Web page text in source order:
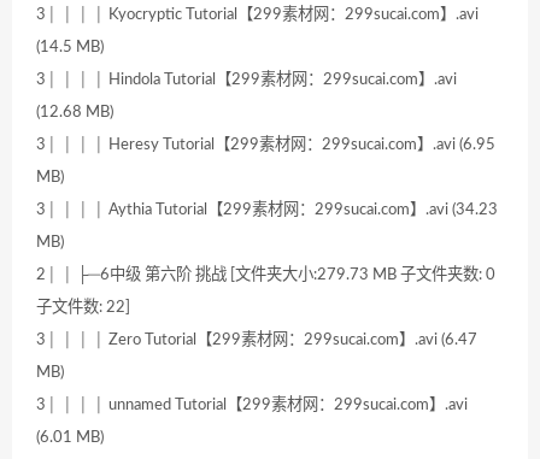
3│ │ │ │ Kyocryptic Tutorial【299素材网：299sucai.com】.avi
(14.5 MB)
3│ │ │ │ Hindola Tutorial【299素材网：299sucai.com】.avi
(12.68 MB)
3│ │ │ │ Heresy Tutorial【299素材网：299sucai.com】.avi (6.95
MB)
3│ │ │ │ Aythia Tutorial【299素材网：299sucai.com】.avi (34.23
MB)
2│ │ ├─6中级 第六阶 挑战 [文件夹大小:279.73 MB 子文件夹数: 0
子文件数: 22]
3│ │ │ │ Zero Tutorial【299素材网：299sucai.com】.avi (6.47
MB)
3│ │ │ │ unnamed Tutorial【299素材网：299sucai.com】.avi
(6.01 MB)